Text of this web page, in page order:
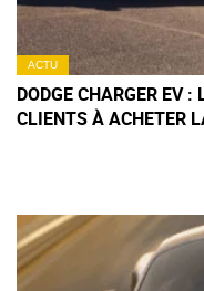
ACTU
DODGE CHARGER EV
CLIENTS À ACHETER